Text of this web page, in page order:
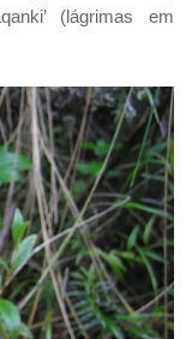
(lágrimas em